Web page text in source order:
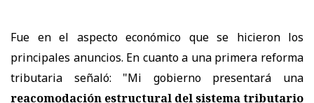
Fue en el aspecto económico que se hicieron los
principales anuncios. En cuanto a una primera reforma
tributaria señaló: "Mi gobierno presentará una
reacomodación estructural del sistema tributario